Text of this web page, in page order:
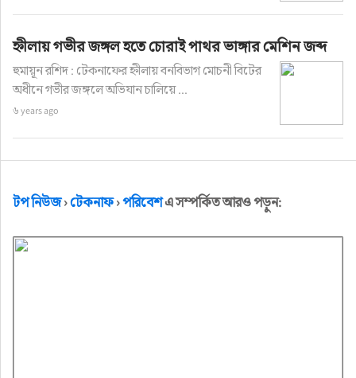
হ্নীলায় গভীর জঙ্গল হতে চোরাই পাথর ভাঙ্গার মেশিন জব্দ
হুমায়ূন রশিদ : টেকনাফের হ্নীলায় বনবিভাগ মোচনী বিটের
অধীনে গভীর জঙ্গলে অভিযান চালিয়ে ...
৬ years ago
টপ নিউজ›টেকনাফ›পরিবেশএ সম্পর্কিত আরও পড়ুন: